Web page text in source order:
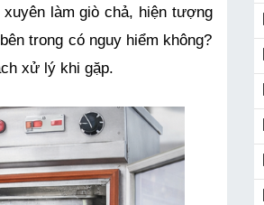
làm giò chả, hiện tượng
trong có nguy hiểm không?
xử lý khi gặp.